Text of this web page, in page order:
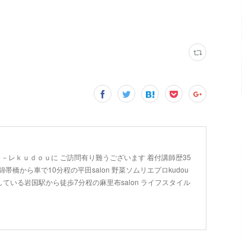
レｋｕｄｏｕに ご訪問有り難うございます 着付講師歴35
帯橋から車で10分程の平田salon 野菜ソムリエプロkudou
いる岩国駅から徒歩7分程の麻里布salon ライフスタイル